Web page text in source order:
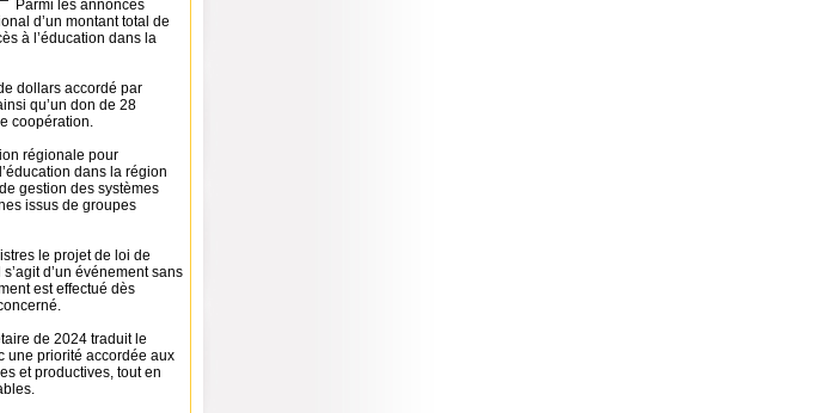
Parmi les annonces
d’un montant total de
à l’éducation dans la
dollars accordé par
qu’un don de 28
coopération.
régionale pour
dans la région
gestion des systèmes
issus de groupes
le projet de loi de
d’un événement sans
est effectué dès
de 2024 traduit le
une priorité accordée aux
et productives, tout en